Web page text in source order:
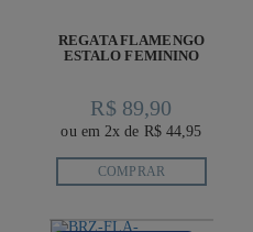
REGATA FLAMENGO
ESTALO FEMININO
R$ 89,90
ou em 2x de R$ 44,95
COMPRAR